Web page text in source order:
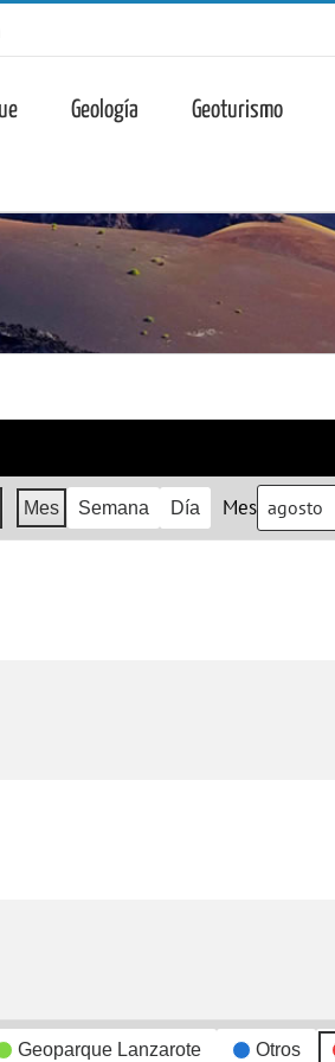
Geología Geoturismo
Mes Semana Día Mes
Geoparque Lanzarote Otros